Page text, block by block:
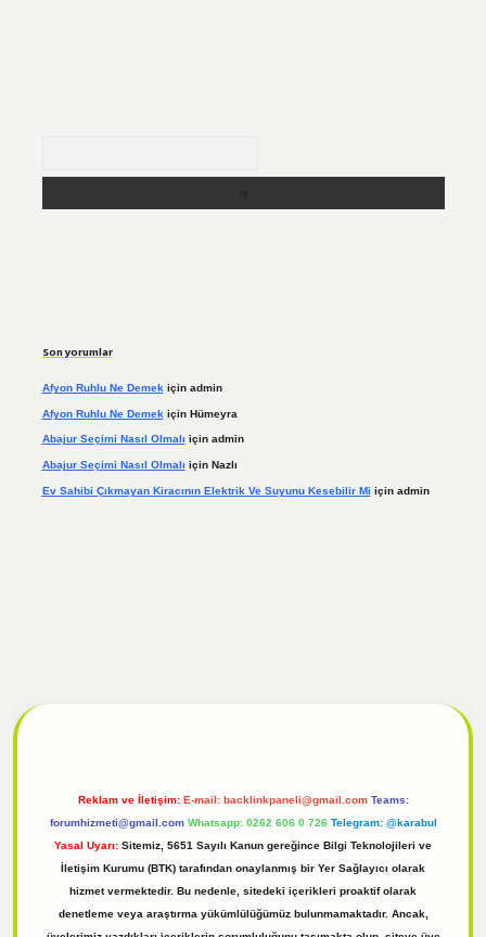
Son yorumlar
Afyon Ruhlu Ne Demek için admin
Afyon Ruhlu Ne Demek için Hümeyra
Abajur Seçimi Nasıl Olmalı için admin
Abajur Seçimi Nasıl Olmalı için Nazlı
Ev Sahibi Çıkmayan Kiracının Elektrik Ve Suyunu Kesebilir Mi için admin
Reklam ve İletişim: E-mail: backlinkpaneli@gmail.com Teams:
forumhizmeti@gmail.com Whatsapp: 0262 606 0 726 Telegram: @karabul
Yasal Uyarı: Sitemiz, 5651 Sayılı Kanun gereğince Bilgi Teknolojileri ve
İletişim Kurumu (BTK) tarafından onaylanmış bir Yer Sağlayıcı olarak
hizmet vermektedir. Bu nedenle, sitedeki içerikleri proaktif olarak
denetleme veya araştırma yükümlülüğümüz bulunmamaktadır. Ancak,